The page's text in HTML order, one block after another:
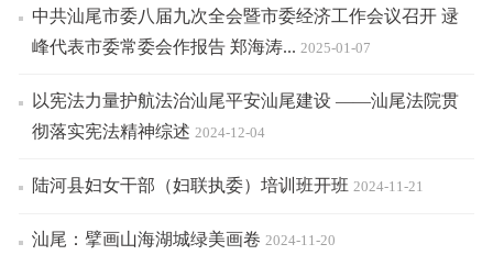
中共汕尾市委八届九次全会暨市委经济工作会议召开 逯
峰代表市委常委会作报告 郑海涛... 2025-01-07
以宪法力量护航法治汕尾平安汕尾建设 ——汕尾法院贯
彻落实宪法精神综述 2024-12-04
陆河县妇女干部（妇联执委）培训班开班 2024-11-21
汕尾：擘画山海湖城绿美画卷 2024-11-20